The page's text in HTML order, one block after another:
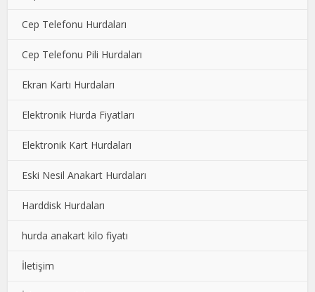
Cep Telefonu Hurdaları
Cep Telefonu Pili Hurdaları
Ekran Kartı Hurdaları
Elektronik Hurda Fiyatları
Elektronik Kart Hurdaları
Eski Nesil Anakart Hurdaları
Harddisk Hurdaları
hurda anakart kilo fiyatı
İletişim